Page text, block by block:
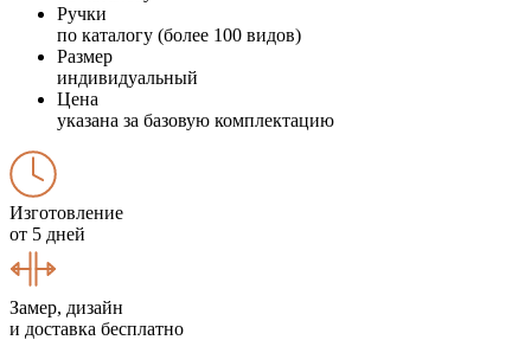
Ручки
по каталогу (более 100 видов)
Размер
индивидуальный
Цена
указана за базовую комплектацию
Изготовление
от 5 дней
Замер, дизайн
и доставка бесплатно